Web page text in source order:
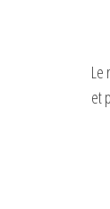
Le
et